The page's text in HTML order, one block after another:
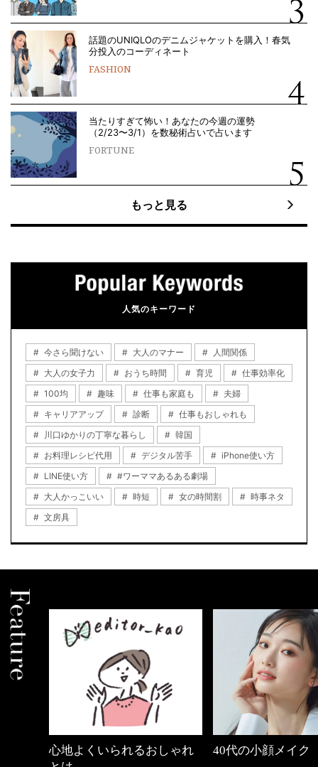
話題のUNIQLOのデニムジャケットを購入！春気
分投入のコーディネート
FASHION
当たりすぎて怖い！あなたの今週の運勢
（2/23〜3/1）を数秘術占いで占います
FORTUNE
もっと見る
人気のキーワード
今さら聞けない 大人のマナー
人間関係
大人の女子力
おうち時間 育児
仕事効率化
100均
趣味 仕事も家庭も
夫婦
キャリアアップ
診断
仕事もおしゃれも
川口ゆかりの丁寧な暮らし
韓国
お料理レシピ代用
デジタル苦手
iPhone使い方
LINE使い方
#ワーママあるある劇場
大人かっこいい
時短 女の時間割
時事ネタ
文房具
心地よくいられるおしゃれ
40代の小顔メイク